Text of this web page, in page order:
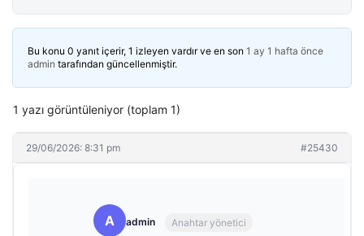
Bu konu 0 yanıt içerir, 1 izleyen vardır ve en son 1 ay 1 hafta önce
admin tarafından güncellenmiştir.
1 yazı görüntüleniyor (toplam 1)
29/06/2026: 8:31 pm #25430
A admin Anahtar yönetici